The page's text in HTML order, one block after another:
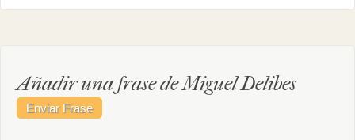
Añadir una frase de Miguel Delibes